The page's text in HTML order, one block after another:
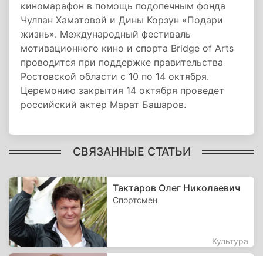
киномарафон в помощь подопечным фонда
Чулпан Хаматовой и Дины Корзун «Подари
жизнь». Международный фестиваль
мотивационного кино и спорта Bridge of Arts
проводится при поддержке правительства
Ростовской области с 10 по 14 октября.
Церемонию закрытия 14 октября проведет
российский актер Марат Башаров.
СВЯЗАННЫЕ СТАТЬИ
Тактаров Олег Николаевич
Спортсмен
Культура